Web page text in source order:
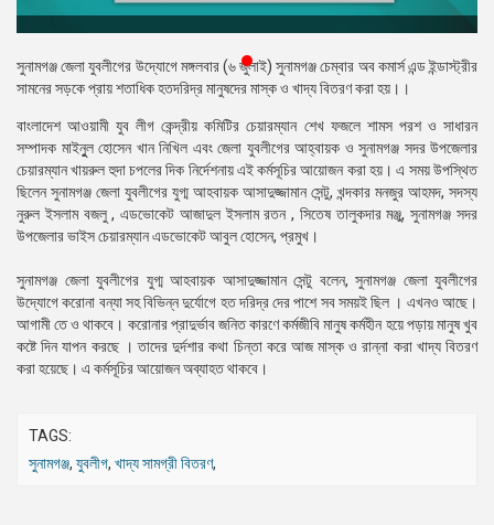
প্রেস
রিলিজ
গ্যালারি
বিএনপি-
জামায়াত
সহিংসতা
সংগঠন
নির্বাচনী
ইশতেহার
সুনামগঞ্জ জেলা যুবলীগের উদ্যোগে মঙ্গলবার (৬ জুলাই) সুনামগঞ্জ চেম্বার অব কমার্স এন্ড ইন্ডাস্ট্রীর
সামনের সড়কে প্রায় শতাধিক হতদরিদ্র মানুষদের মাস্ক ও খাদ্য বিতরণ করা হয়।।
বাংলাদেশ আওয়ামী যুব লীগ কেন্দ্রীয় কমিটির চেয়ারম্যান শেখ ফজলে শামস পরশ ও সাধারন
সম্পাদক মাইনুুল হোসেন খান নিখিল এবং জেলা যুবলীগের আহ্বায়ক ও সুনামগঞ্জ সদর উপজেলার
চেয়ারম্যান খায়রুল হুদা চপলের দিক নির্দেশনায় এই কর্মসূচির আয়োজন করা হয়। এ সময় উপস্থিত
ছিলেন সুনামগঞ্জ জেলা যুবলীগের যুগ্ম আহবায়ক আসাদুজ্জামান সেন্টু, খন্দকার মনজুর আহমদ, সদস্য
নুরুল ইসলাম বজলু , এডভোকেট আজাদুল ইসলাম রতন , সিতেষ তালুকদার মঞ্জু, সুনামগঞ্জ সদর
উপজেলার ভাইস চেয়ারম্যান এডভোকেট আবুল হোসেন, প্রমুখ।
সুনামগঞ্জ জেলা যুবলীগের যুগ্ম আহবায়ক আসাদুজ্জামান সেন্টু বলেন, সুনামগঞ্জ জেলা যুবলীগের
উদ্যোগে করোনা বন্যা সহ বিভিন্ন দুর্যোগে হত দরিদ্র দের পাশে সব সময়ই ছিল । এখনও আছে।
আগামী তে ও থাকবে। করোনার প্রাদুর্ভাব জনিত কারণে কর্মজীবি মানুষ কর্মহীন হয়ে পড়ায় মানুষ খুব
কষ্টে দিন যাপন করছে । তাদের দুর্দশার কথা চিন্তা করে আজ মাস্ক ও রান্না করা খাদ্য বিতরণ
করা হয়েছে। এ কর্মসূচির আয়োজন অব্যাহত থাকবে।
TAGS:
সুনামগঞ্জ, যুবলীগ, খাদ্য সামগ্রী বিতরণ,